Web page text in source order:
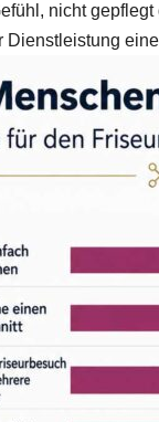
nicht
Dienstleistung